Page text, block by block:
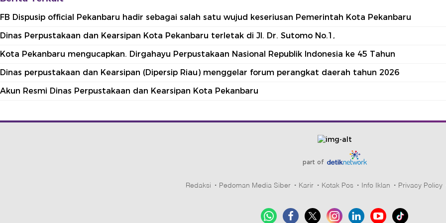
FB Dispusip official Pekanbaru hadir sebagai salah satu wujud keseriusan Pemerintah Kota Pekanbaru
Dinas Perpustakaan dan Kearsipan Kota Pekanbaru terletak di Jl. Dr. Sutomo No.1,
Kota Pekanbaru mengucapkan. Dirgahayu Perpustakaan Nasional Republik Indonesia ke 45 Tahun
Dinas perpustakaan dan Kearsipan (Dipersip Riau) menggelar forum perangkat daerah tahun 2026
Akun Resmi Dinas Perpustakaan dan Kearsipan Kota Pekanbaru
part of
Redaksi Pedoman Media Siber Karir Kotak Pos Info Iklan Privacy Policy